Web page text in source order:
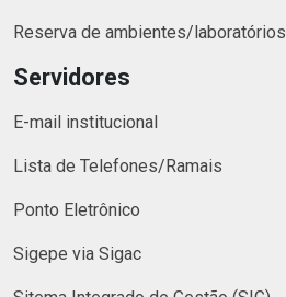
Reserva de ambientes/laboratórios
Servidores
E-mail institucional
Lista de Telefones/Ramais
Ponto Eletrônico
Sigepe via Sigac